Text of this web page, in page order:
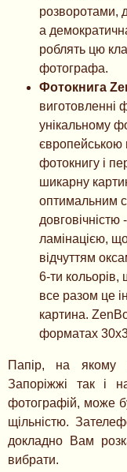
розворотами,
а
роблять цю
фотографа.
Фотокнига
виготовленні
унікальному
європейською
фотокнигу і
шикарну
оптимальним
ламінацією,
відчуттям
6-ти кольорів,
все разом це
картина.
форматах
Папір, на якому
Запоріжжі так і
фотографій, може
щільністю.
докладно Вам
вибрати.